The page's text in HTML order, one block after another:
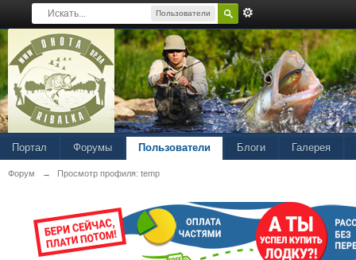
Пользователи
Портал Форумы Пользователи Блоги Галерея
Форум → Просмотр профиля: temp